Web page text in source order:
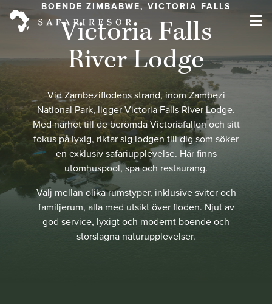
BOENDE ZIMBABWE, VICTORIA FALLS
Victoria Falls
River Lodge
Vid Zambeziflodens strand, inom Zambezi
National Park, ligger Victoria Falls River Lodge.
Med närhet till de berömda Victoriafallen och sitt
fokus på lyxig, riktar sig lodgen till dig som söker
en exklusiv safariupplevelse. Här finns
utomhuspool, spa och restaurang.
Välj mellan olika rumstyper, inklusive sviter och
familjerum, alla med utsikt över floden. Njut av
god service, lyxigt och modernt boende och
storslagna naturupplevelser.